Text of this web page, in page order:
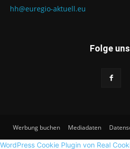
hh@euregio-aktuell.eu
Folge
Werbung buchen Mediadaten
WordPress Cookie Plugin von Real